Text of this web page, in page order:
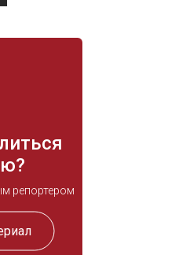
репортером